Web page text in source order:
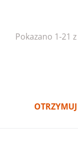
Pokazano 1-21